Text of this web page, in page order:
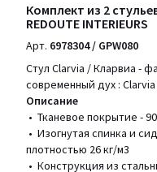
Комплект из 2
REDOUTE INTERIEURS
Арт. 6978304 / GPW080
Стул Clarvia / Кларвиа -
современный дух :
Описание
• Тканевое покрытие -
• Изогнутая спинка и
плотностью 26 кг/м3
• Конструкция из